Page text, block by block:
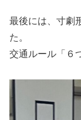
最後には、寸劇
た。
交通ルール「６